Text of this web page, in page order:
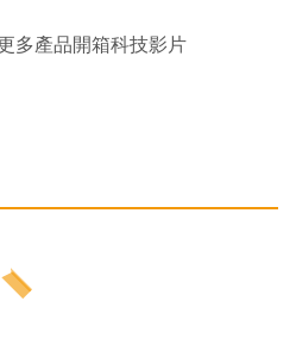
多產品開箱科技影片